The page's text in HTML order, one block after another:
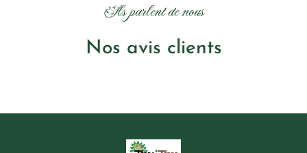
Ils parlent de nous
Nos avis clients